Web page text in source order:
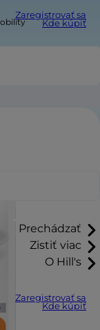
Zaregistrovať sa
Kde kúpiť
Prechádzať
Zistiť viac
O Hill's
Zaregistrovať sa
Kde kúpiť